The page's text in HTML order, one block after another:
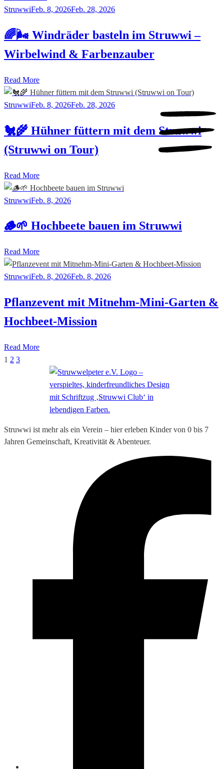
StruwwiFeb. 8, 2026Feb. 28, 2026
🌈🌬️ Windräder basteln im Struwwi –
Wirbelwind & Farbenzauber
Read More
StruwwiFeb. 8, 2026Feb. 28, 2026
🐔🌾 Hühner füttern mit dem Struwwi
(Struwwi on Tour)
Read More
StruwwiFeb. 8, 2026
🪵🌱 Hochbeete bauen im Struwwi
Read More
StruwwiFeb. 8, 2026Feb. 8, 2026
Pflanzevent mit Mitnehm-Mini-Garten &
Hochbeet-Mission
Read More
Seitennummerierung
1 2 3
Struwwi ist mehr als ein Verein – hier erleben Kinder von 0 bis 7
Jahren Gemeinschaft, Kreativität & Abenteuer.